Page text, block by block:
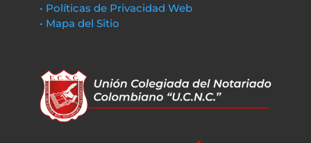
• Políticas de Privacidad Web
• Mapa del Sitio